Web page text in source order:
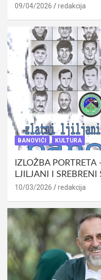
09/04/2026 redakcija
BANOVIĆI KULTURA
IZLOŽBA
LJILJANI I SREBRENI
10/03/2026 redakcija